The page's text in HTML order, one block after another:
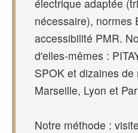
électrique adaptée
nécessaire), normes
accessibilité PMR.
d'elles-mêmes :
SPOK et dizaines
Marseille, Lyon et
Notre méthode :